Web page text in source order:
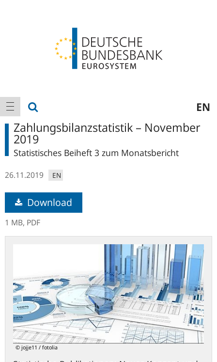
Hauptnavigation
Navigation anzeigen EN
Zahlungsbilanzstatistik – November
2019
Statistisches Beiheft 3 zum Monatsbericht
26.11.2019 EN
Download
1 MB, PDF
© jojje11 / fotolia
Konzept
und
flexible
Download-
Möglichkeiten